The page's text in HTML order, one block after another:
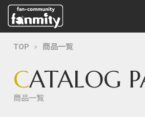
TOP 商品一覧
CATALOG
商品一覧